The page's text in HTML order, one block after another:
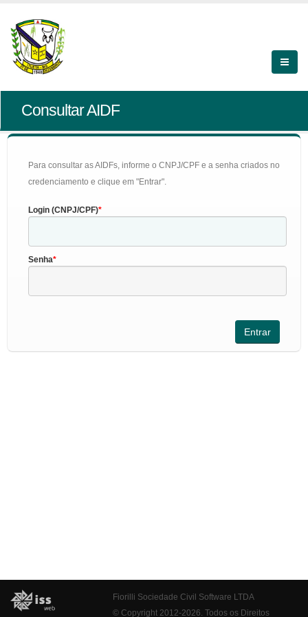
Consultar AIDF
Para consultar as AIDFs, informe o CNPJ/CPF e a senha criados no
credenciamento e clique em "Entrar".
Login (CNPJ/CPF)
Senha
Fiorilli Sociedade Civil Software LTDA
© Copyright 2012-2026. Todos os Direitos